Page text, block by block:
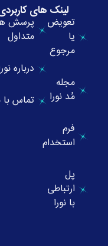
لینک های
تعویض
یا
مرجوع
مجله
مُد نورا
فرم
استخدام
پل
ارتباطی
با نورا
پرسش
متداول
درباره
تماس با